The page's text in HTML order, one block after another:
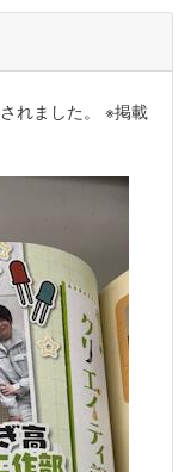
れました。 ※掲載